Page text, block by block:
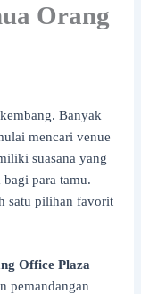
Orang
Banyak
mencari venue
suasana yang
para tamu.
satu pilihan favorit
Office Plaza
pemandangan